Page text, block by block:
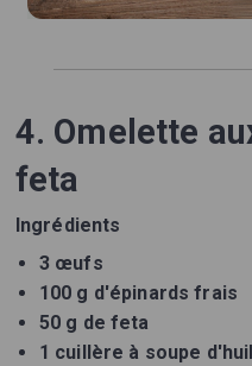
4. Omelette
feta
Ingrédients
3 œufs
100 g d'épinards frais
50 g de feta
1 cuillère à soupe